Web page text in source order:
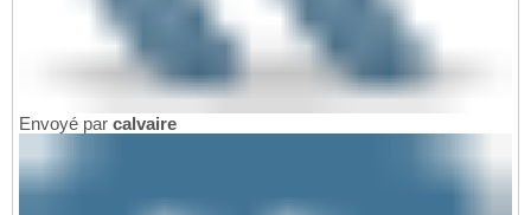
Envoyé par calvaire